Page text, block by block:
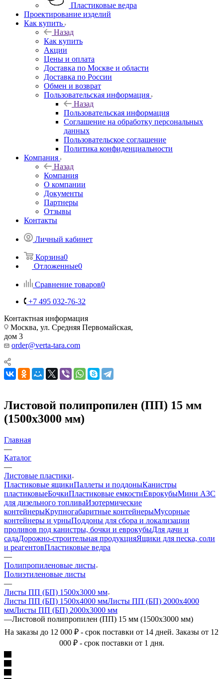
Пластиковые ведра
Проектирование изделий
Как купить
Назад
Как купить
Акции
Цены и оплата
Доставка по Москве и области
Доставка по России
Обмен и возврат
Пользовательская информация
Назад
Пользовательская информация
Соглашение на обработку персональных
данных
Пользовательское соглашение
Политика конфиденциальности
Компания
Назад
Компания
О компании
Документы
Партнеры
Отзывы
Контакты
Личный кабинет
Корзина0
Отложенные0
Сравнение товаров0
+7 495 032-76-32
Контактная информация
Москва, ул. Средняя Первомайская,
дом 3
order@verta-tara.com
Листовой полипропилен (ПП) 15 мм
(1500х3000 мм)
Главная
—
Каталог
—
Листовые пластики
Пластиковые ящикиПаллеты и поддоныКанистры
пластиковыеБочкиПластиковые емкостиЕврокубыМини АЗС
для дизельного топливаИзотермические
контейнерыКрупногабаритные контейнерыМусорные
контейнеры и урныПоддоны для сбора и локализации
проливов под канистры, бочки и еврокубыДля дачи и
садаДорожно-строительная продукцияЯщики для песка, соли
и реагентовПластиковые ведра
—
Полипропиленовые листы
Полиэтиленовые листы
—
Листы ПП (БП) 1500х3000 мм
Листы ПП (БП) 1500х4000 ммЛисты ПП (БП) 2000х4000
ммЛисты ПП (БП) 2000х3000 мм
—Листовой полипропилен (ПП) 15 мм (1500х3000 мм)
На заказы до 12 000 ₽ - срок поставки от 14 дней. Заказы от 12
000 ₽ - срок поставки от 1 дня.